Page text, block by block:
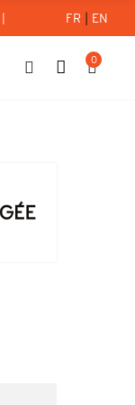
FR | EN
0